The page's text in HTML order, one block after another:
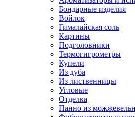
Бондарные изделия
Войлок
Гималайская соль
Картины
Подголовники
Термогигрометры
Купели
Из дуба
Из лиственницы
Угловые
Отделка
Панно из